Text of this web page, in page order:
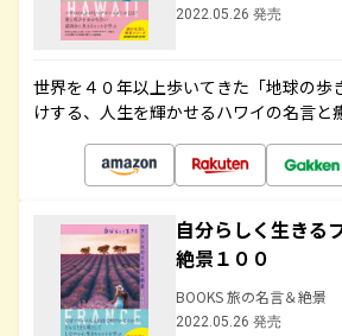
2022.05.26 発売
世界を４０年以上歩いてきた「地球の歩
けする、人生を輝かせるハワイの名言と
自分らしく生きる
絶景１００
BOOKS 旅の名言＆絶景
2022.05.26 発売